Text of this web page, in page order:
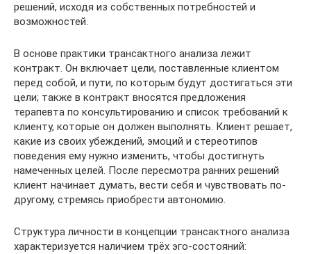
решений, исходя из собственных потребностей и
возможностей.
В основе практики трансактного анализа лежит
контракт. Он включает цели, поставленные клиентом
перед собой, и пути, по которым будут достигаться эти
цели; также в контракт вносятся предложения
терапевта по консультированию и список требований к
клиенту, которые он должен выполнять. Клиент решает,
какие из своих убеждений, эмоций и стереотипов
поведения ему нужно изменить, чтобы достигнуть
намеченных целей. После пересмотра ранних решений
клиент начинает думать, вести себя и чувствовать по-
другому, стремясь приобрести автономию.
Структура личности в концепции трансактного анализа
характеризуется наличием трёх эго-состояний: